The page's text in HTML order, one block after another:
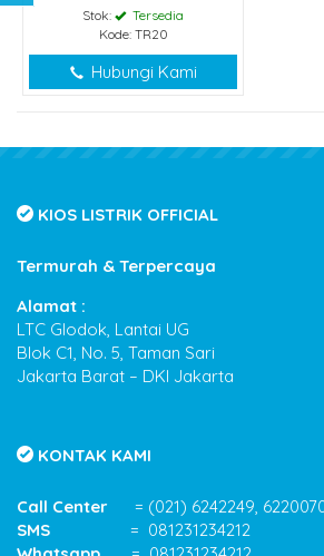
Stok:
Tersedia
Kode: TR20
Hubungi Kami
KIOS LISTRIK OFFICIAL
Termurah & Terpercaya
Alamat :
LTC Glodok, Lantai UG
Blok C1, No. 5, Taman Sari
Jakarta Barat – DKI Jakarta
KONTAK KAMI
Call Center = (021) 6242249,
SMS = 081231234212